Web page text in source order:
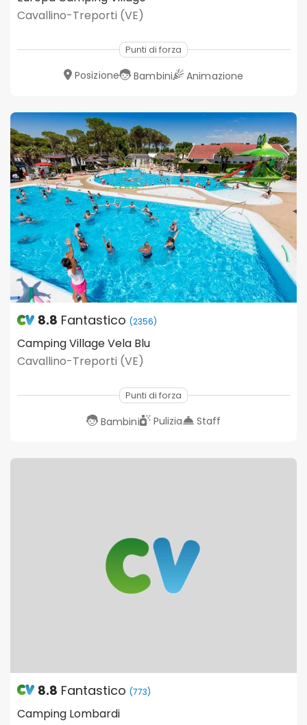
Cavallino-Treporti (VE)
Punti di forza
Posizione Bambini Animazione
8.8 Fantastico (2356)
Camping Village Vela Blu
Cavallino-Treporti (VE)
Punti di forza
Bambini Pulizia Staff
8.8 Fantastico (773)
Camping Lombardi